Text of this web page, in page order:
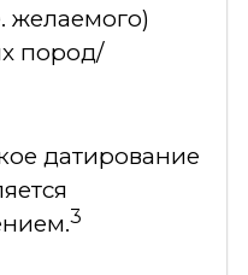
желаемого)
пород/
датирование
3